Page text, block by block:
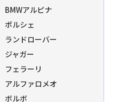
BMWアルピナ
ポルシェ
ランドローバー
ジャガー
フェラーリ
アルファロメオ
ボルボ